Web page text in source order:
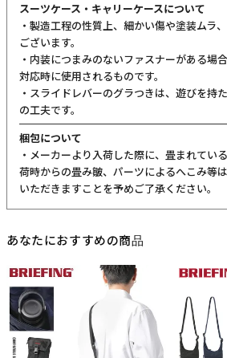
スーツケース・キャリーケースについて
・製造工程の性質上、細かい傷や塗装ムラ
ございます。
・内装につまみのないファスナーがある場
対応時に使用されるものです。
・スライドレバーのグラつきは、遊びを持
の工夫です。
梱包について
・メーカーより入荷した際に、畳まれてい
荷時からの畳み皺、パーツによるへこみ等
いただきますことを予めご了承ください。
あなたにおすすめの商品